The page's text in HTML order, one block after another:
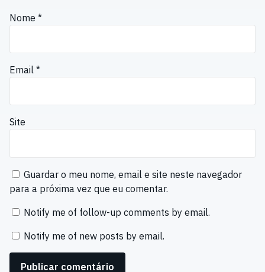
Nome *
Email *
Site
Guardar o meu nome, email e site neste navegador
para a próxima vez que eu comentar.
Notify me of follow-up comments by email.
Notify me of new posts by email.